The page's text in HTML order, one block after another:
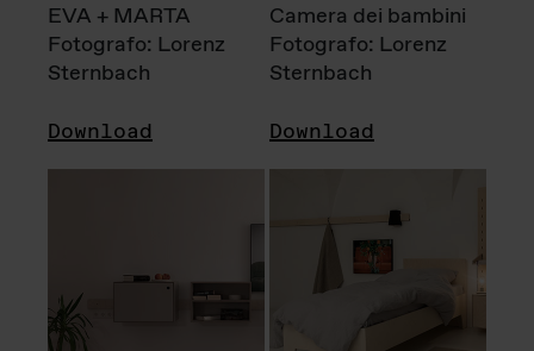
EVA + MARTA
Fotografo: Lorenz
Sternbach
Download
Camera dei bambini
Fotografo: Lorenz
Sternbach
Download